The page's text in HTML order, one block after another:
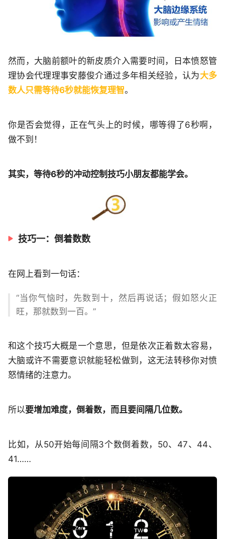
然而，大脑前额叶的新皮质介入需要时间，日本愤怒管
理协会代理理事安藤俊介通过多年相关经验，认为大多
数人只需等待6秒就能恢复理智。
你是否会觉得，正在气头上的时候，哪等得了6秒啊，
做不到！
其实，等待6秒的冲动控制技巧小朋友都能学会。
技巧一：倒着数数
在网上看到一句话：
“当你气恼时，先数到十，然后再说话；假如怒火正
旺，那就数到一百。”
和这个技巧大概是一个意思，但是依次正着数太容易，
大脑或许不需要意识就能轻松做到，这无法转移你对愤
怒情绪的注意力。
所以要增加难度，倒着数，而且要间隔几位数。
比如，从50开始每间隔3个数倒着数，50、47、44、
41……